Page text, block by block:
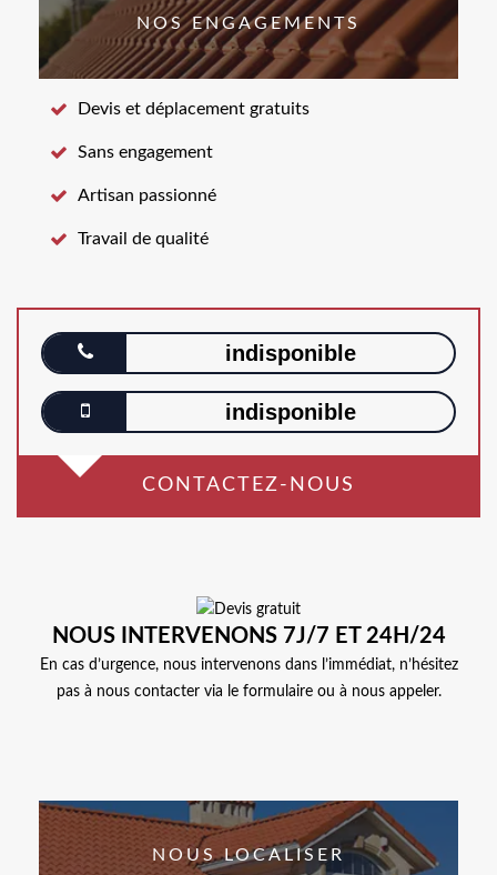
NOS ENGAGEMENTS
Devis et déplacement gratuits
Sans engagement
Artisan passionné
Travail de qualité
indisponible
indisponible
CONTACTEZ-NOUS
NOUS INTERVENONS 7J/7 ET 24H/24
En cas d’urgence, nous intervenons dans l’immédiat, n’hésitez
pas à nous contacter via le formulaire ou à nous appeler.
NOUS LOCALISER